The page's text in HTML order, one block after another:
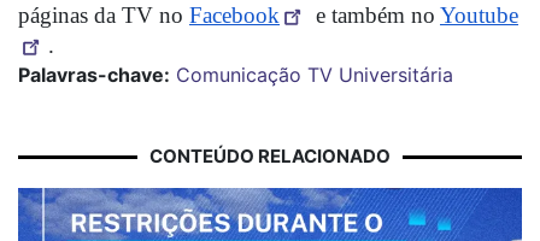
páginas da TV no Facebook e também no Youtube
.
Palavras-chave: Comunicação TV Universitária
CONTEÚDO RELACIONADO